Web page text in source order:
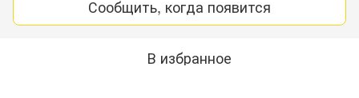
Сообщить, когда появится
В избранное